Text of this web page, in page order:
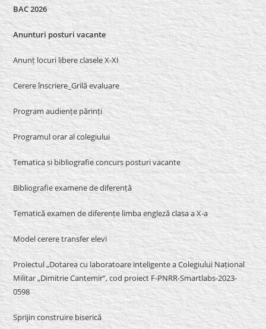
BAC 2026
Anunturi posturi vacante
Anunț locuri libere clasele X-XI
Cerere înscriere_Grilă evaluare
Program audiențe părinți
Programul orar al colegiului
Tematica si bibliografie concurs posturi vacante
Bibliografie examene de diferență
Tematică examen de diferențe limba engleză clasa a X-a
Model cerere transfer elevi
Proiectul „Dotarea cu laboratoare inteligente a Colegiului Național
Militar „Dimitrie Cantemir”, cod proiect F-PNRR-Smartlabs-2023-
0598
Sprijin construire biserică